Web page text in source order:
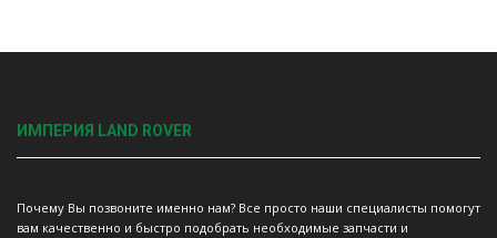
ИМПЕРИЯ LAND ROVER
Почему Вы позвоните именно нам? Все просто наши специалисты помогут
вам качественно и быстро подобрать необходимые запчасти и